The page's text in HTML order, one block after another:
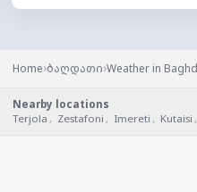
Home›ბაღდათი›Weather in
Nearby locations
Terjola , Zestafoni , Imereti , Kutaisi ,